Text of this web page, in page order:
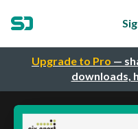
Upgrade to Pro —
downloads,